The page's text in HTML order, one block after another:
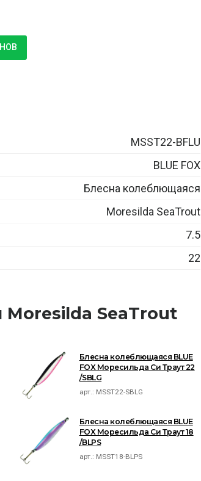
MSST22-BFLU
BLUE FOX
Блесна колеблющаяся
Moresilda SeaTrout
7.5
22
SeaTrout
Блесна колеблющаяся BLUE
FOX Моресильда Си Траут 22
/SBLG
арт.: MSST22-SBLG
Блесна колеблющаяся BLUE
FOX Моресильда Си Траут 18
/BLPS
арт.: MSST18-BLPS